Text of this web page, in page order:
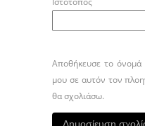
Αποθήκευσε το
μου σε αυτόν τον
θα σχολιάσω.